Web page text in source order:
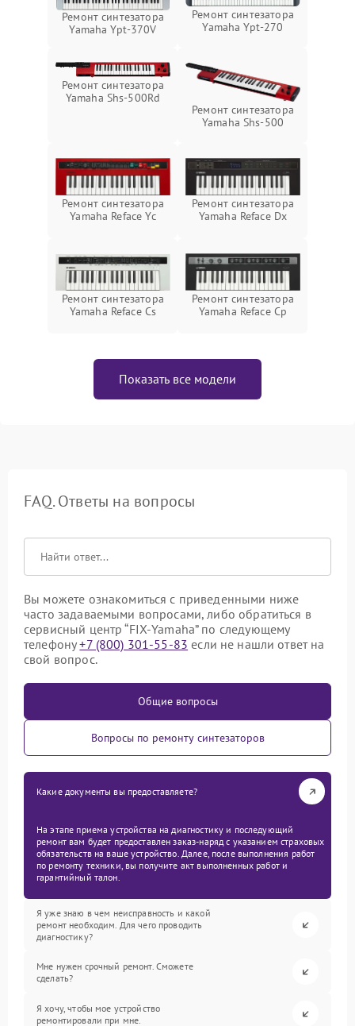
Ремонт синтезатора
Yamaha Ypt-370V
Ремонт синтезатора
Yamaha Ypt-270
Ремонт синтезатора
Yamaha Shs-500Rd
Ремонт синтезатора
Yamaha Shs-500
Ремонт синтезатора
Yamaha Reface Yc
Ремонт синтезатора
Yamaha Reface Dx
Ремонт синтезатора
Yamaha Reface Cs
Ремонт синтезатора
Yamaha Reface Cp
Показать все модели
FAQ. Ответы на вопросы
Вы можете ознакомиться с приведенными ниже
часто задаваемыми вопросами, либо обратиться в
сервисный центр “FIX-Yamaha” по следующему
телефону+7 (800) 301-55-83 если не нашли ответ на
свой вопрос.
Общие вопросы
Вопросы по ремонту синтезаторов
Какие документы вы предоставляете?
На этапе приема устройства на диагностику и последующий
ремонт вам будет предоставлен заказ-наряд с указанием страховых
обязательств на ваше устройство. Далее, после выполнения работ
по ремонту техники, вы получите акт выполненных работ и
гарантийный талон.
Я уже знаю в чем неисправность и какой
ремонт необходим. Для чего проводить
диагностику?
Мне нужен срочный ремонт. Сможете
сделать?
Я хочу, чтобы мое устройство
ремонтировали при мне.